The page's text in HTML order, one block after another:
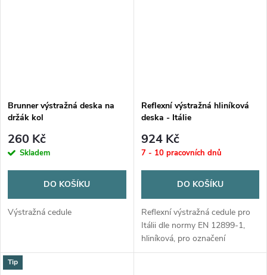
Brunner výstražná deska na
držák kol
260 Kč
Skladem
DO KOŠÍKU
Výstražná cedule
Reflexní výstražná hliníková
deska - Itálie
924 Kč
7 - 10 pracovních dnů
DO KOŠÍKU
Reflexní výstražná cedule pro
Itálii dle normy EN 12899-1,
hliníková, pro označení
přečnívajícího nákladu.
Tip